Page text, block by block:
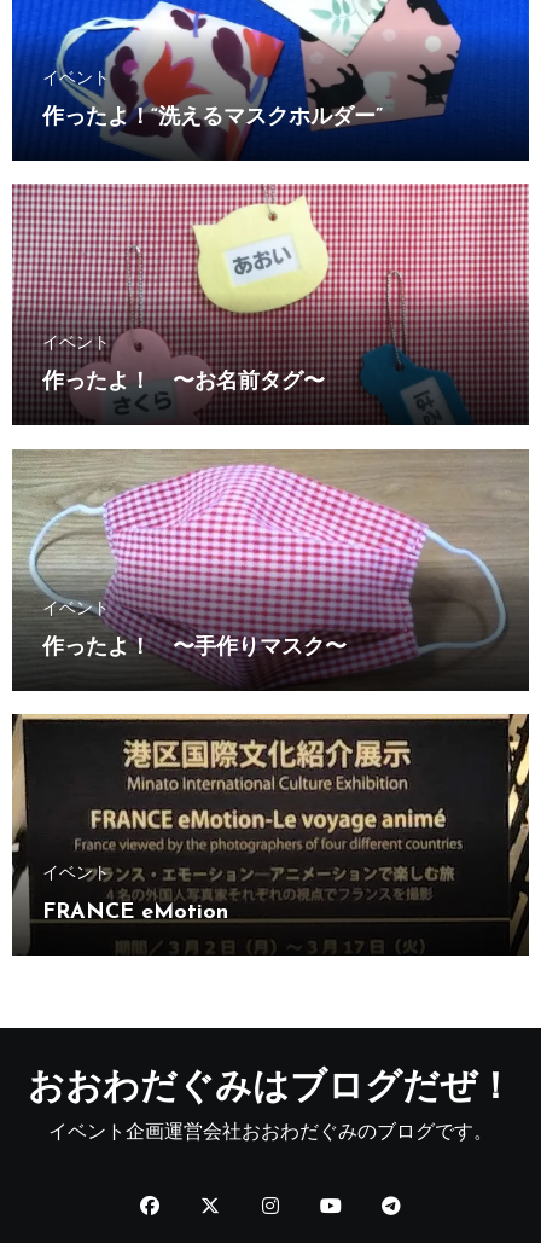
イベント
作ったよ！“洗えるマスクホルダー”
イベント
作ったよ！ 〜お名前タグ〜
イベント
作ったよ！ 〜手作りマスク〜
イベント
FRANCE eMotion
おおわだぐみはブログだぜ！
イベント企画運営会社おおわだぐみのブログです。